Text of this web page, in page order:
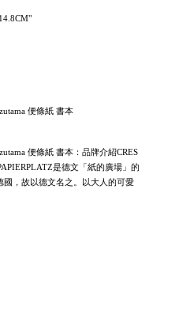
便條紙 書本
便條紙 書本：品牌介紹CRES
是德文「紙的廣場」的
國，故以德文名之。以大人的可愛